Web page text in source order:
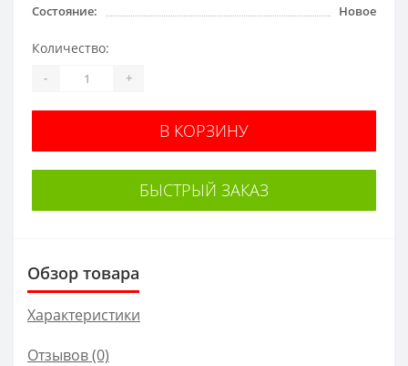
Состояние: Новое
Количество:
- +
В КОРЗИНУ
БЫСТРЫЙ ЗАКАЗ
Обзор товара
Характеристики
Отзывов (0)